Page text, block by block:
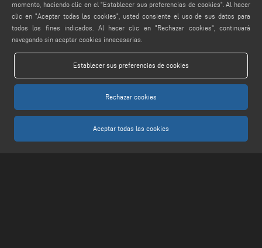
FIND US ON
PRIVACY POLICY
COOKIE POLICY
momento, haciendo clic en el "Establecer sus preferencias de cookies". Al hacer
clic en "Aceptar todas las cookies", usted consiente el uso de sus datos para
todos los fines indicados. Al hacer clic en "Rechazar cookies", continuará
navegando sin aceptar cookies innecesarias.
Establecer sus preferencias de cookies
Rechazar cookies
Aceptar todas las cookies